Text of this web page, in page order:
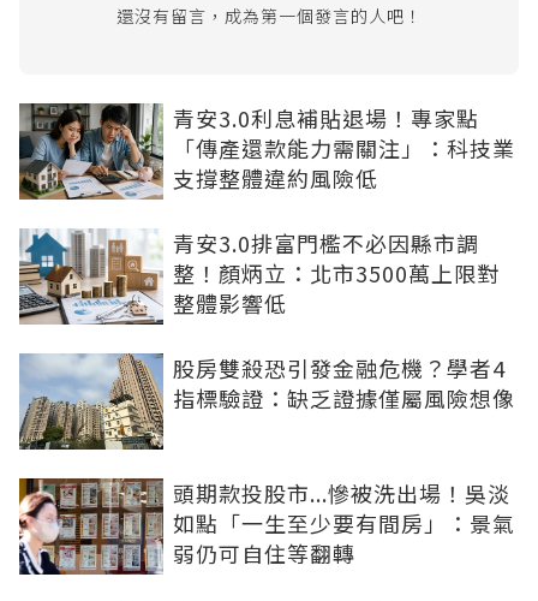
還沒有留言，成為第一個發言的人吧！
青安3.0利息補貼退場！專家點
「傳產還款能力需關注」：科技業
支撐整體違約風險低
青安3.0排富門檻不必因縣市調
整！顏炳立：北市3500萬上限對
整體影響低
股房雙殺恐引發金融危機？學者4
指標驗證：缺乏證據僅屬風險想像
頭期款投股市...慘被洗出場！吳淡
如點「一生至少要有間房」：景氣
弱仍可自住等翻轉